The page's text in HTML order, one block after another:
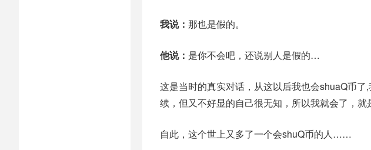
我说： 那也是假的。
他说： 是你不会吧，还说别人是假的…
这是当时的真实对话，从这以后我也会shuaQ币
续，但又不好显的自己很无知，所以我就会了，就
自此，这个世上又多了一个会shuQ币的人……